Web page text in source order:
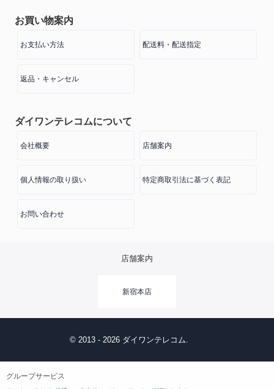
お買い物案内
お支払い方法 配送料・配送指定
返品・キャンセル
ダイワンテレコムについて
会社概要 店舗案内
個人情報の取り扱い 特定商取引法に基づく表記
お問い合わせ
店舗案内
新宿本店
© 2013 - 2026 ダイワンテレコム.
グループサービス